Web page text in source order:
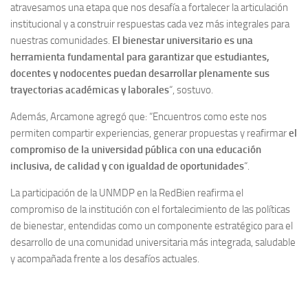
atravesamos una etapa que nos desafía a fortalecer la articulación
institucional y a construir respuestas cada vez más integrales para
nuestras comunidades. El bienestar universitario es una
herramienta fundamental para garantizar que estudiantes,
docentes y nodocentes puedan desarrollar plenamente sus
trayectorias académicas y laborales“, sostuvo.
Además, Arcamone agregó que: “Encuentros como este nos
permiten compartir experiencias, generar propuestas y reafirmarel
compromiso de la universidad pública con una educación
inclusiva, de calidad y con igualdad de oportunidades“.
La participación de la UNMDP en la RedBien reafirma el
compromiso de la institución con el fortalecimiento de las políticas
de bienestar, entendidas como un componente estratégico para el
desarrollo de una comunidad universitaria más integrada, saludable
y acompañada frente a los desafíos actuales.